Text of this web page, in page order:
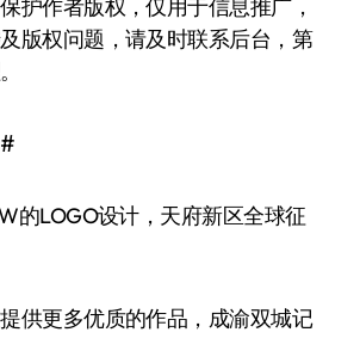
护作者版权，仅用于信息推广，
版权问题，请及时联系后台，第